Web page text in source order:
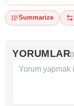
Summarize
YORUMLAR0